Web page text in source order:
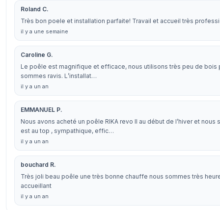
Roland C.
Très bon poele et installation parfaite! Travail et accueil très
il y a une semaine
Caroline G.
Le poêle est magnifique et efficace, nous utilisons très peu de bois
sommes ravis. L’installat…
il y a un an
EMMANUEL P.
Nous avons acheté un poêle RIKA revo II au début de l’hiver et
est au top , sympathique, effic…
il y a un an
bouchard R.
Très joli beau poêle une très bonne chauffe nous sommes très
accueillant
il y a un an